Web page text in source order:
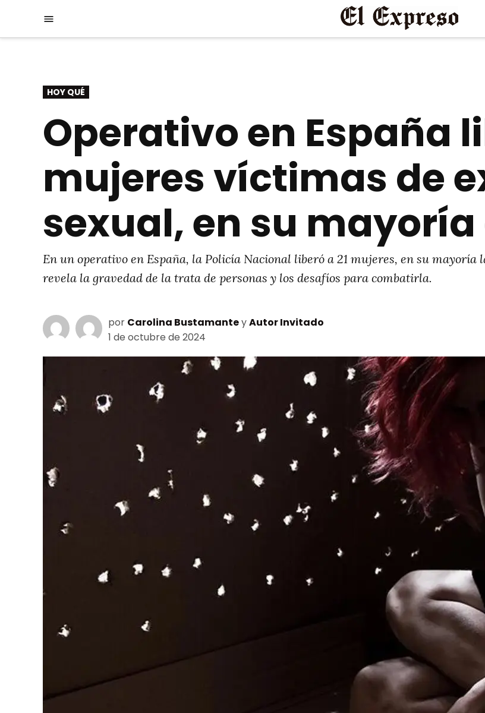
Menú
PUBLICADO
EN
HOY QUÉ
Operativo en España
mujeres víctimas de
sexual, en su
En un operativo en España, la Policía Nacional liberó a 21 mujeres, en su
revela la gravedad de la trata de personas y los desafíos para combatirla.
por Carolina BustamanteyAutor Invitado
1 de octubre de 2024